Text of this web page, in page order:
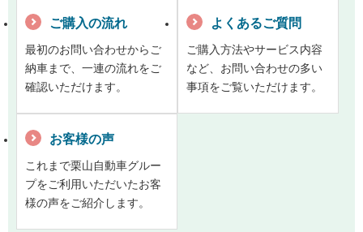
ご購入の流れ
最初のお問い合わせからご
納車まで、一連の流れをご
確認いただけます。
よくあるご質問
ご購入方法やサービス内容
など、お問い合わせの多い
事項をご覧いただけます。
お客様の声
これまで栗山自動車グルー
プをご利用いただいたお客
様の声をご紹介します。